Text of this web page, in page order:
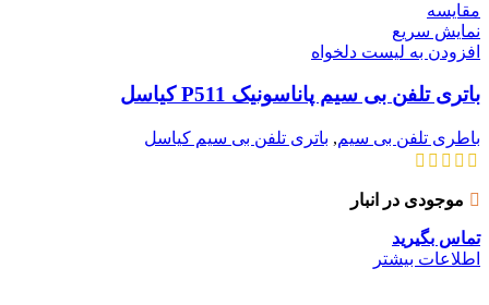
مقایسه
نمایش سریع
افزودن به لیست دلخواه
باتری تلفن بی سیم پاناسونیک P511 کیاسل
باطری تلفن بی سیم, باتری تلفن بی سیم کیاسل
موجودی در انبار
تماس بگیرید
اطلاعات بیشتر